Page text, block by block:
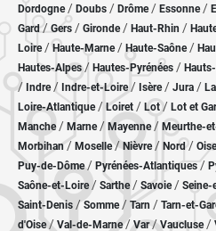
Dordogne/ Doubs / Drôme/ Essonne /
Gard/ Gers / Gironde/ Haut-Rhin /
Loire/Haute-Marne/ Haute-Saône/
Hautes-Alpes/ Hautes-Pyrénées /
/ Indre/ Indre-et-Loire/ Isère/ Jura /
Loire-Atlantique/ Loiret / Lot/ Lot et
Manche/ Marne/ Mayenne/ Meurthe-
Morbihan/ Moselle/ Nièvre / Nord/ Oise
Puy-de-Dôme/ Pyrénées-Atlantiques /
Saône-et-Loire/ Sarthe/ Savoie/ Seine-
Saint-Denis /Somme/ Tarn / Tarn-et-
d'Oise/ Val-de-Marne/Var/Vaucluse/